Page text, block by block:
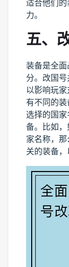
适合他们
力。
五、
装备是全
分。改国
以影响玩
有不同的
选择的国
备。比如
家名称，
关的装备，